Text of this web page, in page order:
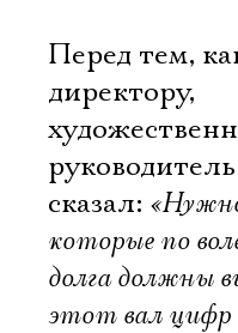
Перед тем,
директору,
сказал:
которые по
долга должны
этот вал